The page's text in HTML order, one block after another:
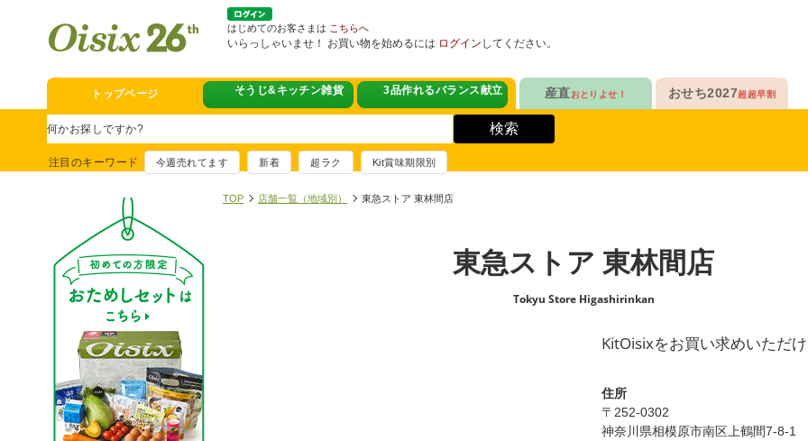
はじめてのお客さまは こちらへ
いらっしゃいませ！ お買い物を始めるには ログイン してください。
トップページ そうじ&キッチン雑貨
豪華賞品が当たるチャンス
満足ごはん大集合
おすすめ！出汁付き肉吸い
ヘルスケアKit
健康サポート食品
産直おとりよせ！
人気No.3
ファンが年々増！
生沼さんの甘熟梨
貴重な黄桃食べ比べ
人気No.5
夏にピッタリ
モチモチ食感チーズ
おせち2027超超早割
自慢はローストビーフ
大人も子どもも
家族で楽しめるおせち
人気品目を増量！
和・洋・中　よくばりセット
人気二段重「高砂」と
本格中華オードブル
検索
注目のキーワード 今週売れてます 新着 超ラク Kit賞味期限別
TOP 店舗一覧（地域別） 東急ストア 東林間店
東急ストア 東林間店
Tokyu Store Higashirinkan
KitOisixをお買い求めいただ
住所
〒252-0302
神奈川県相模原市南区上鶴間7-8-1